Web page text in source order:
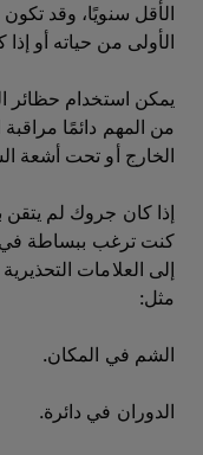
الأقل سنويًا، وقد
الأولى من حياته أو
يمكن استخدام حظائر
من المهم دائمًا
الخارج أو تحت أشعة
إذا كان جروك لم يتقن
كنت ترغب ببساطة في
إلى العلامات
مثل:
الشم في المكان.
الدوران في دائرة.